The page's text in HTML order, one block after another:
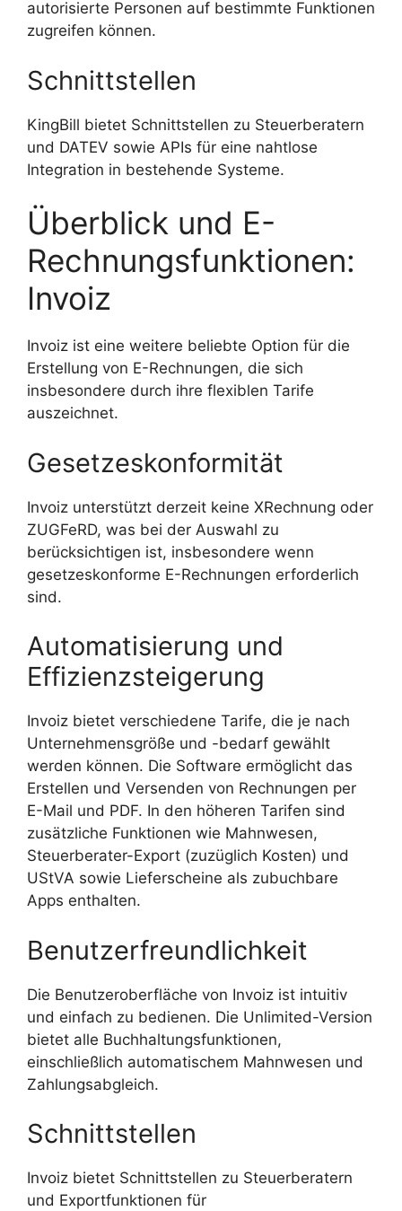
autorisierte Personen auf bestimmte Funktionen
zugreifen können.
Schnittstellen
KingBill bietet Schnittstellen zu Steuerberatern
und DATEV sowie APIs für eine nahtlose
Integration in bestehende Systeme.
Überblick und E-
Rechnungsfunktionen:
Invoiz
Invoiz ist eine weitere beliebte Option für die
Erstellung von E-Rechnungen, die sich
insbesondere durch ihre flexiblen Tarife
auszeichnet.
Gesetzeskonformität
Invoiz unterstützt derzeit keine XRechnung oder
ZUGFeRD, was bei der Auswahl zu
berücksichtigen ist, insbesondere wenn
gesetzeskonforme E-Rechnungen erforderlich
sind.
Automatisierung und
Effizienzsteigerung
Invoiz bietet verschiedene Tarife, die je nach
Unternehmensgröße und -bedarf gewählt
werden können. Die Software ermöglicht das
Erstellen und Versenden von Rechnungen per
E-Mail und PDF. In den höheren Tarifen sind
zusätzliche Funktionen wie Mahnwesen,
Steuerberater-Export (zuzüglich Kosten) und
UStVA sowie Lieferscheine als zubuchbare
Apps enthalten.
Benutzerfreundlichkeit
Die Benutzeroberfläche von Invoiz ist intuitiv
und einfach zu bedienen. Die Unlimited-Version
bietet alle Buchhaltungsfunktionen,
einschließlich automatischem Mahnwesen und
Zahlungsabgleich.
Schnittstellen
Invoiz bietet Schnittstellen zu Steuerberatern
und Exportfunktionen für